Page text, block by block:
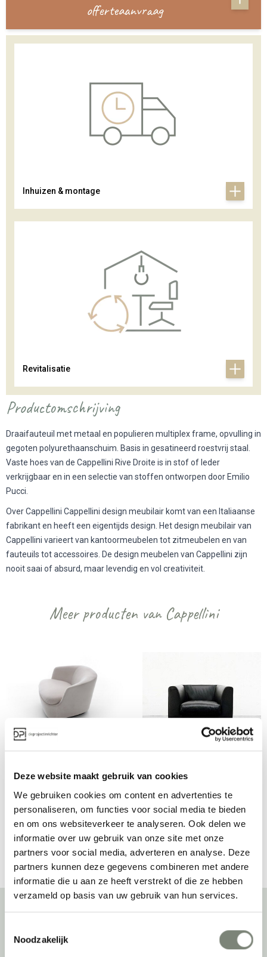
Deze website maakt gebruik van cookies
We gebruiken cookies om content en advertenties te
personaliseren, om functies voor social media te bieden
en om ons websiteverkeer te analyseren. Ook delen we
informatie over uw gebruik van onze site met onze
partners voor social media, adverteren en analyse. Deze
partners kunnen deze gegevens combineren met andere
informatie die u aan ze heeft verstrekt of die ze hebben
verzameld op basis van uw gebruik van hun services.
Noodzakelijk
offerteaanvraag
Inhuizen & montage
Revitalisatie
Productomschrijving
Draaifauteuil met metaal en populieren multiplex frame, opvulling in
gegoten polyurethaanschuim. Basis in gesatineerd roestvrij staal.
Vaste hoes van de Cappellini Rive Droite is in stof of leder
verkrijgbaar en in een selectie van stoffen ontworpen door Emilio
Pucci.
Over Cappellini Cappellini design meubilair komt van een Italiaanse
fabrikant en heeft een eigentijds design. Het design meubilair van
Cappellini varieert van kantoormeubelen tot zitmeubelen en van
fauteuils tot accessoires. De design meubelen van Cappellini zijn
nooit saai of absurd, maar levendig en vol creativiteit.
Meer producten van Cappellini
Vanaf €€€
Vanaf €€€
Bekijk alles van Cappellini
Over deprojectinrichter